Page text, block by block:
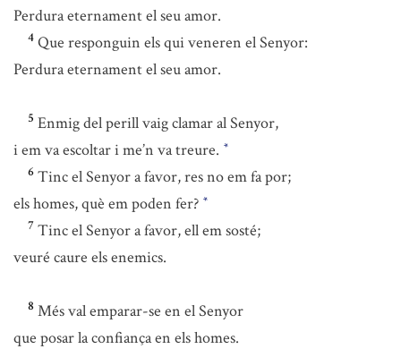
Perdura eternament el seu amor.
4 Que responguin els qui veneren el Senyor:
Perdura eternament el seu amor.
5 Enmig del perill vaig clamar al Senyor,
i em va escoltar i me’n va treure. *
6 Tinc el Senyor a favor, res no em fa por;
els homes, què em poden fer? *
7 Tinc el Senyor a favor, ell em sosté;
veuré caure els enemics.
8 Més val emparar-se en el Senyor
que posar la confiança en els homes.